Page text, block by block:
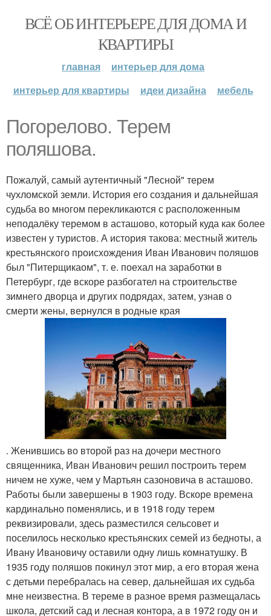
ВСЁ ОБ ИНТЕРЬЕРЕ ДЛЯ ДОМА И
КВАРТИРЫ
главная
интерьер для дома
интерьер для квартиры
идеи дизайна мебель
Погорелово. Терем
поляшова.
Пожалуй, самый аутентичный "Лесной" терем
чухломской земли. История его создания и дальнейшая
судьба во многом перекликаются с расположенным
неподалёку теремом в асташово, который куда как более
известен у туристов. А история такова: местный житель
крестьянского происхождения Иван Иванович поляшов
был "Питерщикаом", т. е. поехал на заработки в
Петербург, где вскоре разбогател на строительстве
зимнего дворца и других подрядах, затем, узнав о
смерти жены, вернулся в родные края
. Женившись во второй раз на дочери местного
священника, Иван Иванович решил построить терем
ничем не хуже, чем у Мартьян сазоновича в асташово.
Работы были завершены в 1903 году. Вскоре времена
кардинально поменялись, и в 1918 году терем
реквизировали, здесь разместился сельсовет и
поселилось несколько крестьянских семей из бедноты, а
Ивану Ивановичу оставили одну лишь комнатушку. В
1935 году поляшов покинул этот мир, а его вторая жена
с детьми перебралась на север, дальнейшая их судьба
мне неизвестна. В тереме в разное время размещалась
школа, детский сад и лесная контора, а в 1972 году он и